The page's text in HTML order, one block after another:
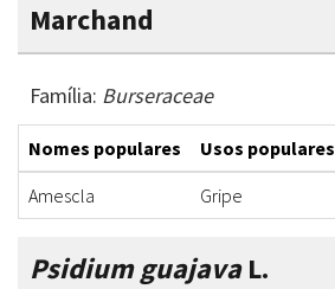
Marchand
Família: Burseraceae
Nomes populares Usos populares
Amescla
Gripe
Psidium guajavaL.